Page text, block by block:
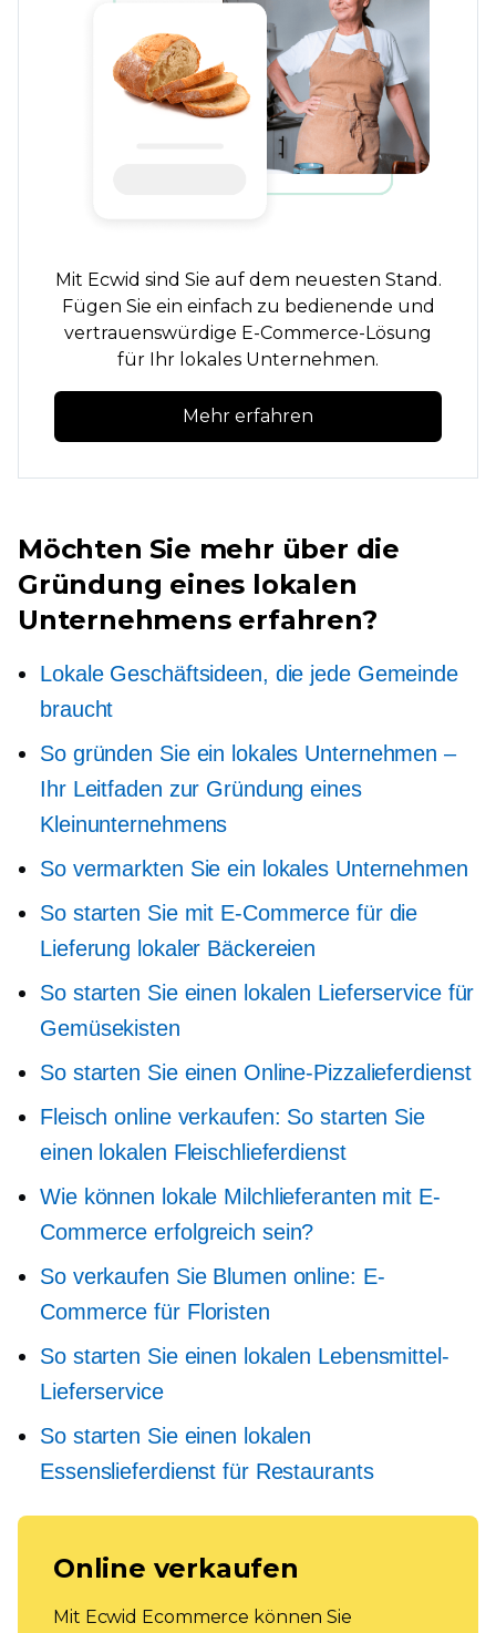
Mit Ecwid sind Sie auf dem neuesten Stand.
Fügen Sie ein einfach zu bedienende und
vertrauenswürdige E-Commerce-Lösung
für Ihr lokales Unternehmen.
Mehr erfahren
Möchten Sie mehr über die
Gründung eines lokalen
Unternehmens erfahren?
Lokale Geschäftsideen, die jede Gemeinde
braucht
So gründen Sie ein lokales Unternehmen –
Ihr Leitfaden zur Gründung eines
Kleinunternehmens
So vermarkten Sie ein lokales Unternehmen
So starten Sie mit E-Commerce für die
Lieferung lokaler Bäckereien
So starten Sie einen lokalen Lieferservice für
Gemüsekisten
So starten Sie einen Online-Pizzalieferdienst
Fleisch online verkaufen: So starten Sie
einen lokalen Fleischlieferdienst
Wie können lokale Milchlieferanten mit E-
Commerce erfolgreich sein?
So verkaufen Sie Blumen online: E-
Commerce für Floristen
So starten Sie einen lokalen Lebensmittel-
Lieferservice
So starten Sie einen lokalen
Essenslieferdienst für Restaurants
Online verkaufen
Mit Ecwid Ecommerce können Sie